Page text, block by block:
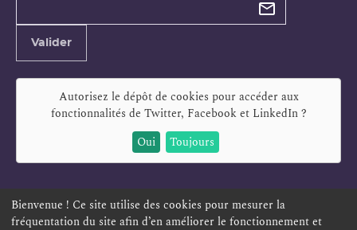
Valider
Autorisez le dépôt de cookies pour accéder aux
fonctionnalités de Twitter, Facebook et LinkedIn?
Oui
Toujours
ESPACE PERSONNEL OFFRES D'EMPLOI SIGNALEMENT
Bienvenue ! Ce site utilise des cookies pour mesurer la
fréquentation du site afin d’en améliorer le fonctionnement et